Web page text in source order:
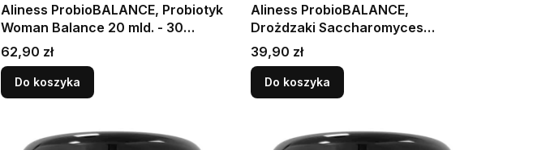
Aliness ProbioBALANCE, Probiotyk
Woman Balance 20 mld. - 30
kapsułek Wspiera równowagę
mikroflory jelitowej i intymnej
Cena
62,90 zł
Do koszyka
Aliness ProbioBALANCE,
Drożdzaki Saccharomyces
Boulardii 5 mld. - 30 kapsułek
Wspiera prawidłowe
funkcjonowanie jelit
Cena
39,90 zł
Do koszyka